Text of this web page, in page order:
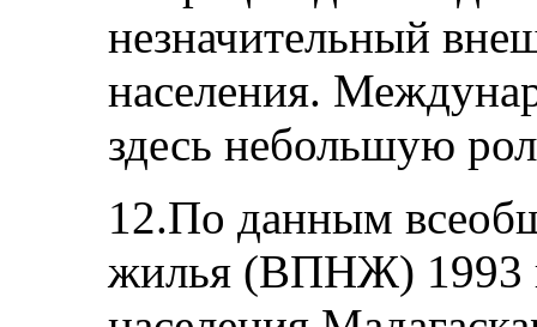
незначительный
населения.
здесь небольшую
12.По данным
жилья (ВПНЖ) 1993